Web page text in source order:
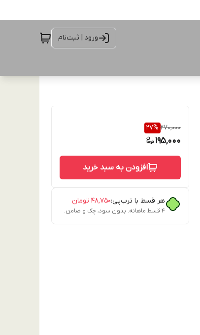
ورود | ثبت‌نام
270,000
27%
195,000
افزودن به سبد خرید
هر قسط با ترب‌پی:۴۸٬۷۵۰ تومان
۴ قسط ماهانه. بدون سود، چک و ضامن.